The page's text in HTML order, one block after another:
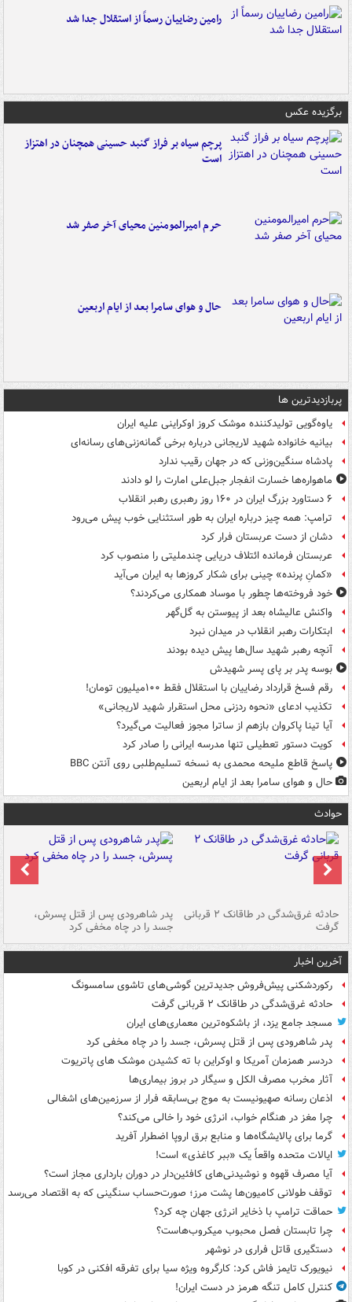
رامین رضاییان رسماً از استقلال جدا شد
برگزیده عکس
پرچم سیاه بر فراز گنبد حسینی همچنان در اهتزاز
است
حرم امیرالمومنین محیای آخر صفر شد
حال و هوای سامرا بعد از ایام اربعین
پربازدیدترین ها
یاوه‌گویی تولیدکننده موشک کروز اوکراینی علیه ایران
بیانیه خانواده شهید لاریجانی درباره برخی گمانه‌زنی‌های رسانه‌ای
پادشاه سنگین‌وزنی که در جهان رقیب ندارد
ماهواره‌ها خسارت انفجار جبل‌علی امارت را لو دادند
۶ دستاورد بزرگ ایران در ۱۶۰ روز رهبری رهبر انقلاب
ترامپ: همه چیز درباره ایران به طور استثنایی خوب پیش می‌رود
دشان از دست عربستان فرار کرد
عربستان فرمانده ائتلاف دریایی چندملیتی را منصوب کرد
«کمانِ پرنده» چینی برای شکار کروزها به ایران می‌آید
خود فروخته‌ها چطور با موساد همکاری می‌کردند؟
واکنش عالیشاه بعد از پیوستن به گل‌گهر
ابتکارات رهبر انقلاب در میدان نبرد
آنچه رهبر شهید سال‌ها پیش دیده بودند
بوسه‌ پدر بر پای پسر شهیدش
رقم فسخ قرارداد رضاییان با استقلال فقط ۱۰۰میلیون تومان!
تکذیب ادعای «نحوه ردزنی محل استقرار شهید لاریجانی»
آیا تینا پاکروان بازهم از ساترا مجوز فعالیت می‌گیرد؟
کویت دستور تعطیلی تنها مدرسه ایرانی را صادر کرد
پاسخ قاطع ملیحه محمدی به نسخه تسلیم‌طلبی روی آنتن BBC
حال و هوای سامرا بعد از ایام اربعین
حوادث
حادثه غرق‌شدگی در طاقانک ۲ قربانی
گرفت
پدر شاهرودی پس از قتل پسرش،
جسد را در چاه مخفی کرد
آخرین اخبار
رکوردشکنی پیش‌فروش جدیدترین گوشی‌های تاشوی سامسونگ
حادثه غرق‌شدگی در طاقانک ۲ قربانی گرفت
مسجد جامع یزد، از باشکوه‌ترین معماری‌های ایران
پدر شاهرودی پس از قتل پسرش، جسد را در چاه مخفی کرد
دردسر همزمان آمریکا و اوکراین با ته کشیدن موشک های پاتریوت
آثار مخرب مصرف الکل و سیگار در بروز بیماری‌ها
اذعان رسانه صهیونیست به موج بی‌سابقه فرار از سرزمین‌های اشغالی
چرا مغز در هنگام خواب، انرژی خود را خالی می‌کند؟
گرما برای پالایشگاه‌ها و منابع برق اروپا اضطرار آفرید
ایالات متحده واقعاً یک «ببر کاغذی» است!
آیا مصرف قهوه و نوشیدنی‌های کافئین‌دار در دوران بارداری مجاز است؟
توقف طولانی کامیون‌ها پشت مرز؛ صورت‌حساب سنگینی که به اقتصاد می‌رسد
حماقت ترامپ با ذخایر انرژی جهان چه کرد؟
چرا تابستان فصل محبوب میکروب‌هاست؟
دستگیری قاتل فراری در نوشهر
نیویورک تایمز فاش کرد: کارگروه ویژه سیا برای تفرقه افکنی در کوبا
کنترل کامل تنگه هرمز در دست ایران!